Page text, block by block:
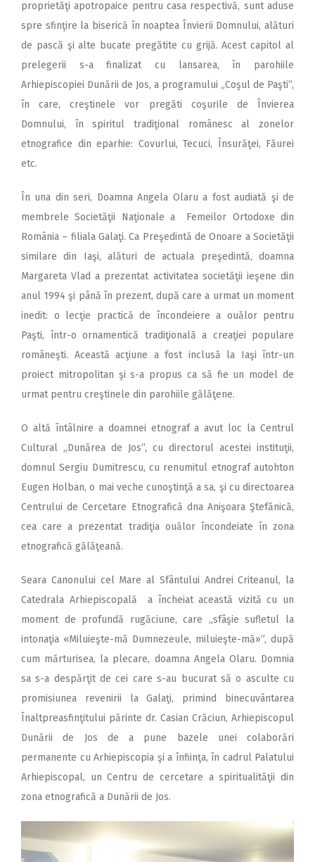
proprietăţi apotropaice pentru casa respectivă, sunt aduse
spre sfinţire la biserică în noaptea Învierii Domnului, alături
de pască şi alte bucate pregătite cu grijă. Acest capitol al
prelegerii s-a finalizat cu lansarea, în parohiile
Arhiepiscopiei Dunării de Jos, a programului „Coşul de Paşti”,
în care, creştinele vor pregăti coşurile de Învierea
Domnului, în spiritul tradiţional românesc al zonelor
etnografice din eparhie: Covurlui, Tecuci, Însurăţei, Făurei
etc.
În una din seri, Doamna Angela Olaru a fost audiată şi de
membrele Societăţii Naţionale a Femeilor Ortodoxe din
România – filiala Galaţi. Ca Preşedintă de Onoare a Societăţii
similare din Iaşi, alături de actuala preşedintă, doamna
Margareta Vlad a prezentat activitatea societăţii ieşene din
anul 1994 şi până în prezent, după care a urmat un moment
inedit: o lecţie practică de încondeiere a ouălor pentru
Paşti, într-o ornamentică tradiţională a creaţiei populare
româneşti. Această acţiune a fost inclusă la Iaşi într-un
proiect mitropolitan şi s-a propus ca să fie un model de
urmat pentru creştinele din parohiile gălăţene.
O altă întâlnire a doamnei etnograf a avut loc la Centrul
Cultural „Dunărea de Jos”, cu directorul acestei instituţii,
domnul Sergiu Dumitrescu, cu renumitul etnograf autohton
Eugen Holban, o mai veche cunoştinţă a sa, şi cu directoarea
Centrului de Cercetare Etnografică dna Anişoara Ştefănică,
cea care a prezentat tradiţia ouălor încondeiate în zona
etnografică gălăţeană.
Seara Canonului cel Mare al Sfântului Andrei Criteanul, la
Catedrala Arhiepiscopală a încheiat această vizită cu un
moment de profundă rugăciune, care „sfâşie sufletul la
intonaţia «Miluieşte-mă Dumnezeule, miluieşte-mă»”, după
cum mărturisea, la plecare, doamna Angela Olaru. Domnia
sa s-a despărţit de cei care s-au bucurat să o asculte cu
promisiunea revenirii la Galaţi, primind binecuvântarea
Înaltpreasfinţitului părinte dr. Casian Crăciun, Arhiepiscopul
Dunării de Jos de a pune bazele unei colaborări
permanente cu Arhiepiscopia şi a înfiinţa, în cadrul Palatului
Arhiepiscopal, un Centru de cercetare a spiritualităţii din
zona etnografică a Dunării de Jos.